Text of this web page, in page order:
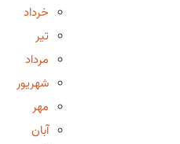
خرداد
تیر
مرداد
شهریور
مهر
آبان